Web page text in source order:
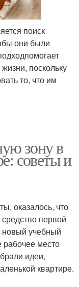
поиск
они были
поскольку
то, что им
зону в
советы и
оказалось, что
первой
новый учебный
рабочее место
идеи,
квартире.